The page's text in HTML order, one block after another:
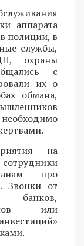
аппарата
полиции, в
службы,
охраны
с
их о
обмана,
на
про
Звонки от
или